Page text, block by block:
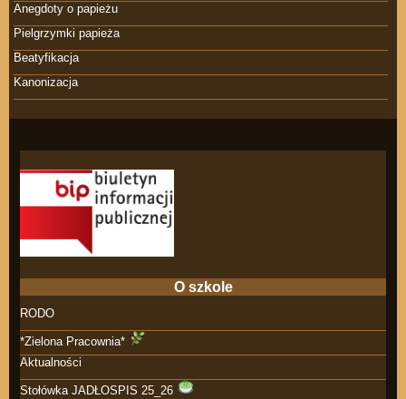
Anegdoty o papieżu
Pielgrzymki papieża
Beatyfikacja
Kanonizacja
O szkole
RODO
*Zielona Pracownia*
Aktualności
Stołówka JADŁOSPIS 25_26